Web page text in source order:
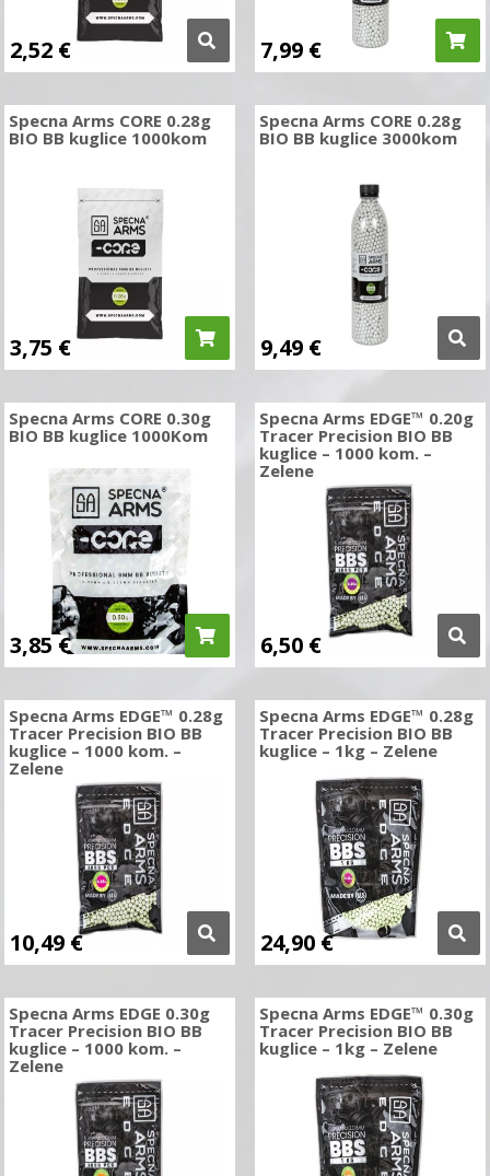
2,52 € 7,99 €
Specna Arms CORE 0.28g
BIO BB kuglice 1000kom
3,75 €
Specna Arms CORE 0.28g
BIO BB kuglice 3000kom
9,49 €
Specna Arms CORE 0.30g
BIO BB kuglice 1000Kom
3,85 €
Specna Arms EDGE™ 0.20g
Tracer Precision BIO BB
kuglice – 1000 kom. –
Zelene
6,50 €
Specna Arms EDGE™ 0.28g
Tracer Precision BIO BB
kuglice – 1000 kom. –
Zelene
10,49 €
Specna Arms EDGE™ 0.28g
Tracer Precision BIO BB
kuglice – 1kg – Zelene
24,90 €
Specna Arms EDGE 0.30g
Tracer Precision BIO BB
kuglice – 1000 kom. –
Zelene
Specna Arms EDGE™ 0.30g
Tracer Precision BIO BB
kuglice – 1kg – Zelene